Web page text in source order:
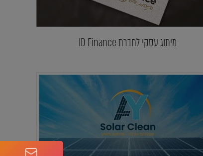
מיתוג עסקי לחברת ID Finance